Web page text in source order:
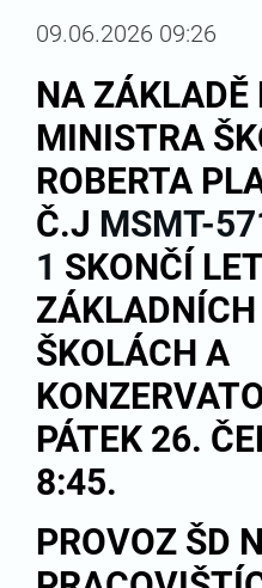
09.06.2026 09:26
NA ZÁKLADĚ
MINISTRA
ROBERTA
Č.J MSMT-
1 SKONČÍ
ŠKOLÁCH A
PÁTEK 26.
8:45.
PROVOZ ŠD